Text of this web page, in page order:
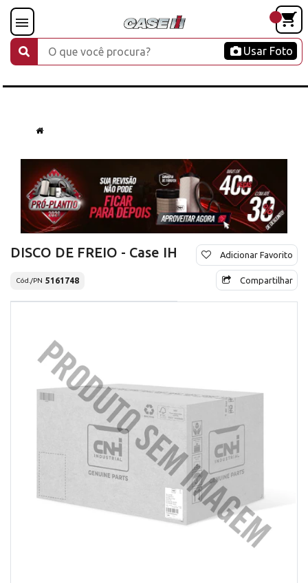
Usar Foto
DISCO DE FREIO - Case IH
Cód./PN 5161748
Adicionar Favorito
Compartilhar